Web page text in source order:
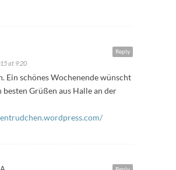
Reply
at 9:20
Ein schönes Wochenende wünscht
besten Grüßen aus Halle an der